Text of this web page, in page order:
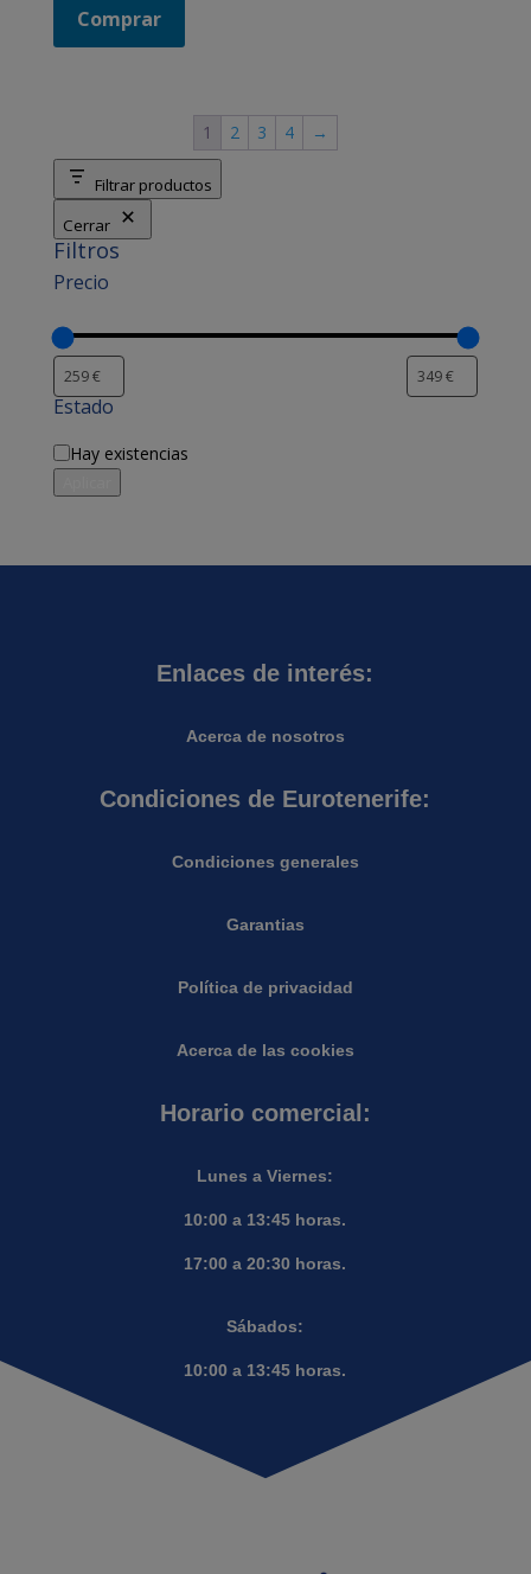
original
Comprar
1 2 3 4 →
Filtrar productos
Cerrar
Filtros
Precio
Estado
Disponibilidad
Hay existencias
Enlaces de interés:
Acerca de nosotros
Condiciones de Eurotenerife:
Condiciones generales
Garantias
Política de privacidad
Acerca de las cookies
Horario comercial:
Lunes a Viernes:
10:00 a 13:45 horas.
17:00 a 20:30 horas.
Sábados:
10:00 a 13:45 horas.